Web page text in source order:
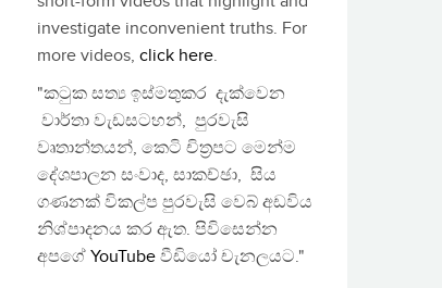
investigate inconvenient truths. For
more videos, click here.
"කටුක සත්‍ය ඉස්මතුකර දැක්වෙන
වාර්තා වැඩසටහන්, පුරවැසි
වෘතාන්තයන්, කෙටි චිත්‍රපට මෙන්ම
දේශපාලන සංවාද, සාකච්ඡා, සිය
ගණනක් විකල්ප පුරවැසි වෙබ් අඩවිය
නිශ්පාදනය කර ඇත. පිවිසෙන්න
අපගේ YouTube වීඩියෝ චැනලයට."